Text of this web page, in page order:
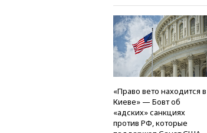
СТИЛЬ ТЕСТЫ
«Право вето находится в
Киеве» — Бовт об
«адских» санкциях
против РФ, которые